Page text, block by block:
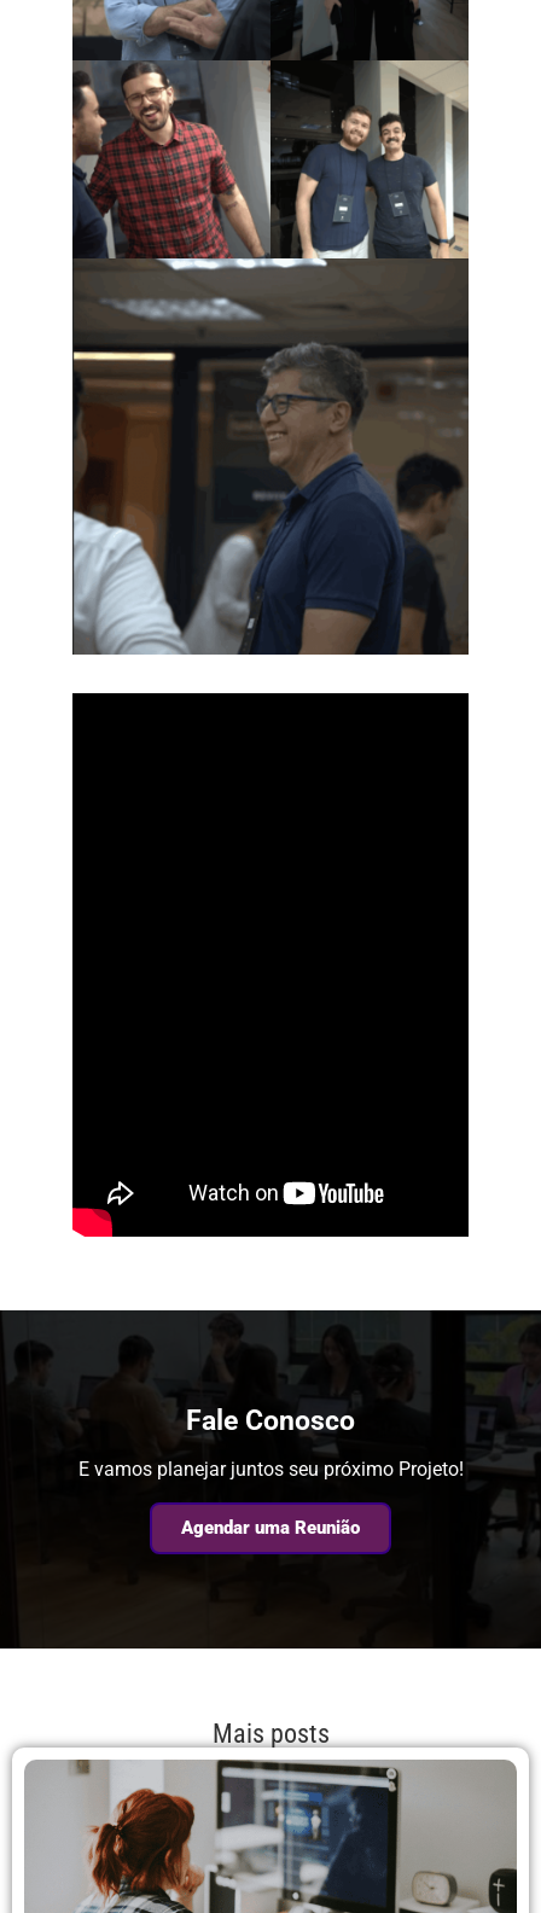
Fale Conosco
E vamos planejar juntos seu próximo Projeto!
Agendar uma Reunião
Mais posts